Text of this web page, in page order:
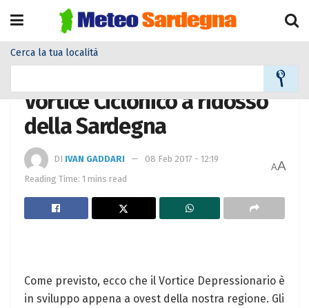
Cerca la tua località
Vortice Ciclonico a ridosso
della Sardegna
DI IVAN GADDARI
08 Feb 2017 - 12:19
Reading Time: 1 mins read
AA
Come previsto, ecco che il Vortice Depressionario è
in sviluppo appena a ovest della nostra regione. Gli